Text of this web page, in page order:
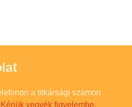
a titkársági számon
Kérjük vegyék figyelembe,